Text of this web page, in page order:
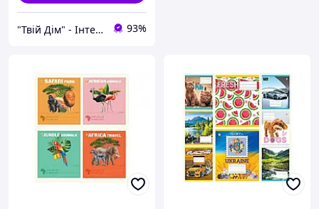
"Твій Дім" - Інтернет-гіпермаркет 93%